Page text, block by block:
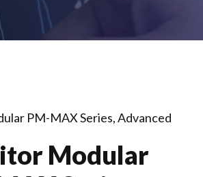
PM-MAX Series, Advanced
Modular